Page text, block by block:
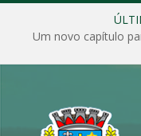
Um novo capítulo